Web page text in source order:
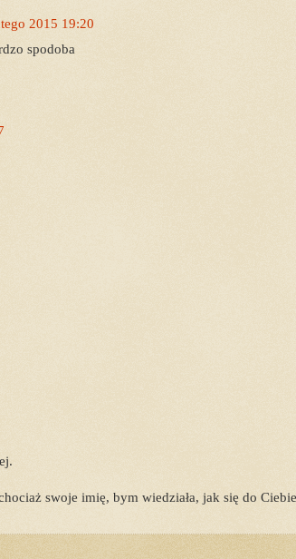
2015 19:20
spodoba
swoje imię, bym wiedziała, jak się do